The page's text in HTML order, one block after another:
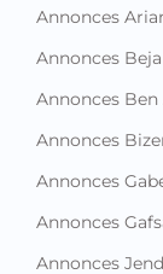
Annonces
Annonces Beja
Annonces Ben
Annonces
Annonces
Annonces
Annonces